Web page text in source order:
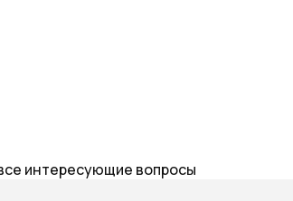
интересующие вопросы